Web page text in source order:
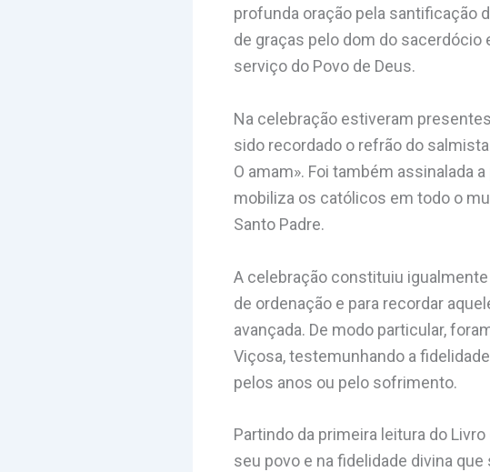
profunda oração pela santificação
de graças pelo dom do
serviço do Povo de Deus.
Na celebração estiveram
sido recordado o refrão do
O amam». Foi também assinalada
mobiliza os católicos em todo o
Santo Padre.
A celebração constituiu
de ordenação e para recordar
avançada. De modo particular,
Viçosa, testemunhando a
pelos anos ou pelo sofrimento.
Partindo da primeira leitura do
seu povo e na fidelidade divina